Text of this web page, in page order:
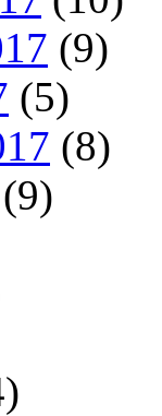
(9)
(5)
(8)
(9)